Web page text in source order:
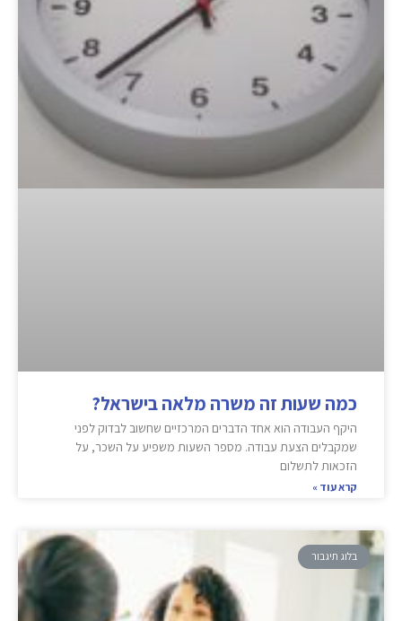
כמה שעות זה משרה מלאה בישראל?
היקף העבודה הוא אחד הדברים המרכזיים שחשוב לבדוק לפני
שמקבלים הצעת עבודה. מספר השעות משפיע על השכר, על
הזכאות לתשלום
קרא עוד »
בלוג תיגבור